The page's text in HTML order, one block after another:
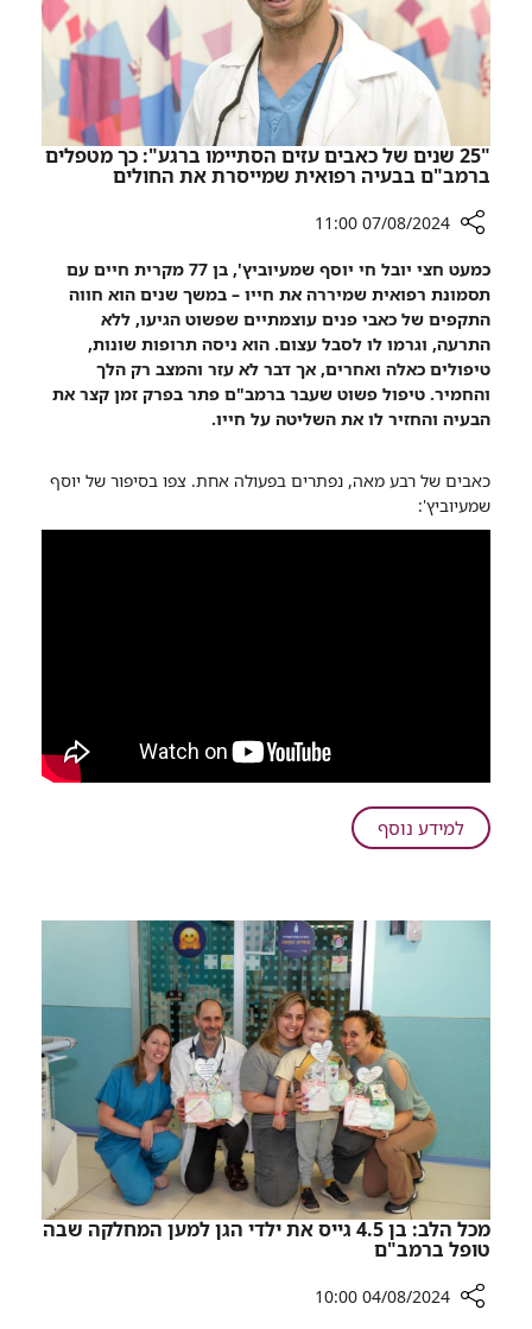
הטראומה
כלבה
טיפולית
שעזרה
לו
להתגבר
על
הטראומה
"25 שנים של כאבים עזים הסתיימו ברגע": כך מטפלים
ברמב"ם בבעיה רפואית שמייסרת את החולים
שיתוף
"25
שנים
של
כאבים
עזים
הסתיימו
כך
מטפלים
ברמב"ם
07/08/2024 11:00
כמעט חצי יובל חי יוסף שמעיוביץ', בן 77 מקרית חיים עם
תסמונת רפואית שמיררה את חייו – במשך שנים הוא חווה
התקפים של כאבי פנים עוצמתיים שפשוט הגיעו, ללא
התרעה, וגרמו לו לסבל עצום. הוא ניסה תרופות שונות,
טיפולים כאלה ואחרים, אך דבר לא עזר והמצב רק הלך
והחמיר. טיפול פשוט שעבר ברמב"ם פתר בפרק זמן קצר את
הבעיה והחזיר לו את השליטה על חייו.
כאבים של רבע מאה, נפתרים בפעולה אחת. צפו בסיפור של יוסף
שמעיוביץ':
למידע נוסףעל
"25
כאבים
עזים
הסתיימו
ברגע":
כך
מטפלים
ברמב"ם
בבעיה
רפואית
שמייסרת
את
החולים
מכל הלב: בן 4.5 גייס את ילדי הגן למען המחלקה שבה
טופל ברמב"ם
04/08/2024 10:00